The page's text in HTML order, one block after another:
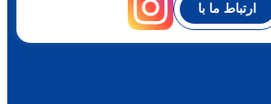
ارتباط ما با